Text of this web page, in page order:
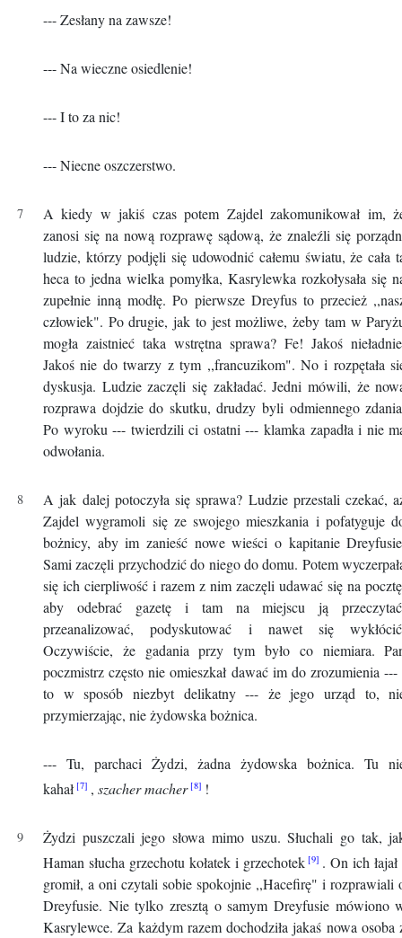
--- Zesłany na zawsze!
--- Na wieczne osiedlenie!
--- I to za nic!
--- Niecne oszczerstwo.
A kiedy w jakiś czas potem Zajdel zakomunikował im,
zanosi się na nową rozprawę sądową, że znaleźli się
ludzie, którzy podjęli się udowodnić całemu światu, że cała
heca to jedna wielka pomyłka, Kasrylewka rozkołysała się
zupełnie inną modłę. Po pierwsze Dreyfus to przecież
człowiek". Po drugie, jak to jest możliwe, żeby tam w
mogła zaistnieć taka wstrętna sprawa? Fe! Jakoś
Jakoś nie do twarzy z tym ,,francuzikom". No i rozpętała
dyskusja. Ludzie zaczęli się zakładać. Jedni mówili, że
rozprawa dojdzie do skutku, drudzy byli odmiennego
Po wyroku --- twierdzili ci ostatni --- klamka zapadła i nie
odwołania.
A jak dalej potoczyła się sprawa? Ludzie przestali czekać,
Zajdel wygramoli się ze swojego mieszkania i pofatyguje
bożnicy, aby im zanieść nowe wieści o kapitanie
Sami zaczęli przychodzić do niego do domu. Potem
się ich cierpliwość i razem z nim zaczęli udawać się na
aby odebrać gazetę i tam na miejscu ją
przeanalizować, podyskutować i nawet się
Oczywiście, że gadania przy tym było co niemiara.
poczmistrz często nie omieszkał dawać im do zrozumienia
to w sposób niezbyt delikatny --- że jego urząd to,
przymierzając, nie żydowska bożnica.
--- Tu, parchaci Żydzi, żadna żydowska bożnica. Tu
kahał
, szacher macher !
Żydzi puszczali jego słowa mimo uszu. Słuchali go tak,
Haman słucha grzechotu kołatek i grzechotek
. On ich
gromił, a oni czytali sobie spokojnie ,,Hacefirę" i rozprawiali
Dreyfusie. Nie tylko zresztą o samym Dreyfusie mówiono
Kasrylewce. Za każdym razem dochodziła jakaś nowa osoba